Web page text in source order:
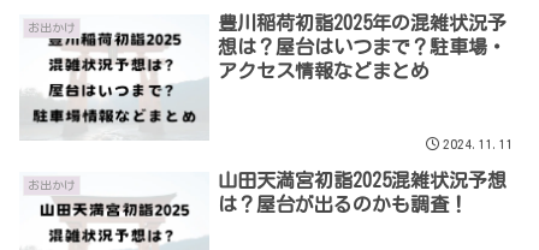
お出かけ
豊川稲荷初詣2025年の混雑状況予
想は？屋台はいつまで？駐車場・
アクセス情報などまとめ
2024.11.11
お出かけ
山田天満宮初詣2025混雑状況予想
は？屋台が出るのかも調査！